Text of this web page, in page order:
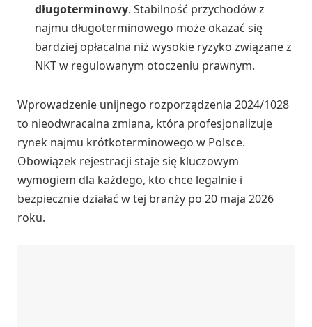
długoterminowy. Stabilność przychodów z
najmu długoterminowego może okazać się
bardziej opłacalna niż wysokie ryzyko związane z
NKT w regulowanym otoczeniu prawnym.
Wprowadzenie unijnego rozporządzenia 2024/1028
to nieodwracalna zmiana, która profesjonalizuje
rynek najmu krótkoterminowego w Polsce.
Obowiązek rejestracji staje się kluczowym
wymogiem dla każdego, kto chce legalnie i
bezpiecznie działać w tej branży po 20 maja 2026
roku.